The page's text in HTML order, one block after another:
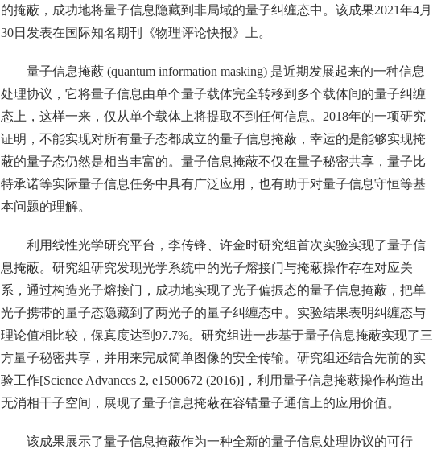
的掩蔽，成功地将量子信息隐藏到非局域的量子纠缠态中。该成果2021年4月
30日发表在国际知名期刊《物理评论快报》上。
量子信息掩蔽 (quantum information masking) 是近期发展起来的一种信息
处理协议，它将量子信息由单个量子载体完全转移到多个载体间的量子纠缠
态上，这样一来，仅从单个载体上将提取不到任何信息。2018年的一项研究
证明，不能实现对所有量子态都成立的量子信息掩蔽，幸运的是能够实现掩
蔽的量子态仍然是相当丰富的。量子信息掩蔽不仅在量子秘密共享，量子比
特承诺等实际量子信息任务中具有广泛应用，也有助于对量子信息守恒等基
本问题的理解。
利用线性光学研究平台，李传锋、许金时研究组首次实验实现了量子信
息掩蔽。研究组研究发现光学系统中的光子熔接门与掩蔽操作存在对应关
系，通过构造光子熔接门，成功地实现了光子偏振态的量子信息掩蔽，把单
光子携带的量子态隐藏到了两光子的量子纠缠态中。实验结果表明纠缠态与
理论值相比较，保真度达到97.7%。研究组进一步基于量子信息掩蔽实现了三
方量子秘密共享，并用来完成简单图像的安全传输。研究组还结合先前的实
验工作[Science Advances 2, e1500672 (2016)]，利用量子信息掩蔽操作构造出
无消相干子空间，展现了量子信息掩蔽在容错量子通信上的应用价值。
该成果展示了量子信息掩蔽作为一种全新的量子信息处理协议的可行